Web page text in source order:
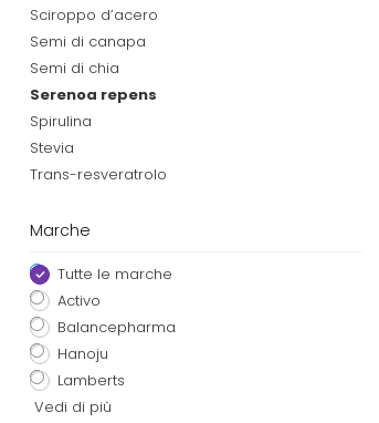
Sciroppo d’acero
Semi di canapa
Semi di chia
Serenoa repens
Spirulina
Stevia
Trans-resveratrolo
Marche
Tutte le marche
Activo
Balancepharma
Hanoju
Lamberts
Vedi di più